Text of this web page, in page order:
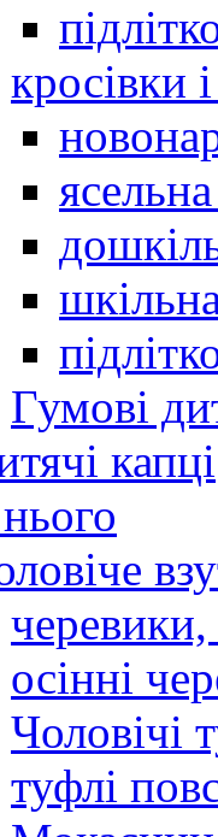
кросівки
Гумові
капці
осінні
Чоловічі
туфлі